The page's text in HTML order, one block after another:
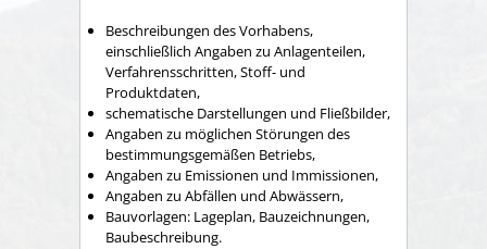
Beschreibungen des Vorhabens,
einschließlich Angaben zu Anlagenteilen,
Verfahrensschritten, Stoff- und
Produktdaten,
schematische Darstellungen und Fließbilder,
Angaben zu möglichen Störungen des
bestimmungsgemäßen Betriebs,
Angaben zu Emissionen und Immissionen,
Angaben zu Abfällen und Abwässern,
Bauvorlagen: Lageplan, Bauzeichnungen,
Baubeschreibung.